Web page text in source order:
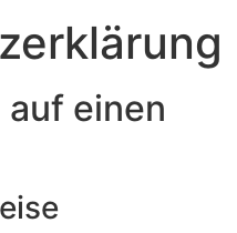
einen